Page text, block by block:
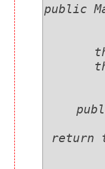
public
return